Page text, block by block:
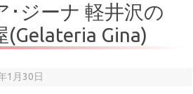
･ジーナ 軽井沢の
(Gelateria Gina)
1月30日